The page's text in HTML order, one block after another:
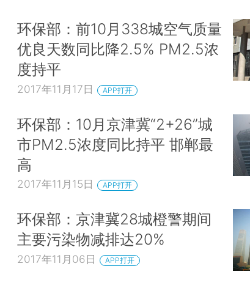
环保部：前10月338城空气质量
优良天数同比降2.5% PM2.5浓
度持平
2017年11月17日 APP打开
环保部：10月京津冀“2+26”城
市PM2.5浓度同比持平 邯郸最
高
2017年11月15日 APP打开
环保部：京津冀28城橙警期间
主要污染物减排达20%
2017年11月06日 APP打开